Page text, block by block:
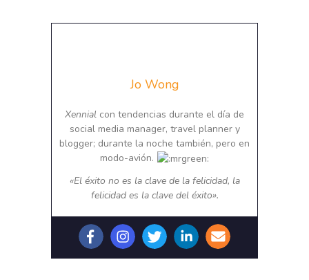
Jo Wong
Xennial con tendencias durante el día de
social media manager, travel planner y
blogger; durante la noche también, pero en
modo-avión.
«El éxito no es la clave de la felicidad, la
felicidad es la clave del éxito».